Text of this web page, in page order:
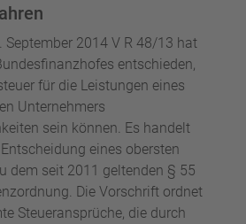
2014 V R 48/13 hat
entschieden,
für die Leistungen eines
Unternehmers
sein können. Es handelt
eines obersten
dem seit 2011 geltenden § 55
Die Vorschrift ordnet
Steueransprüche, die durch